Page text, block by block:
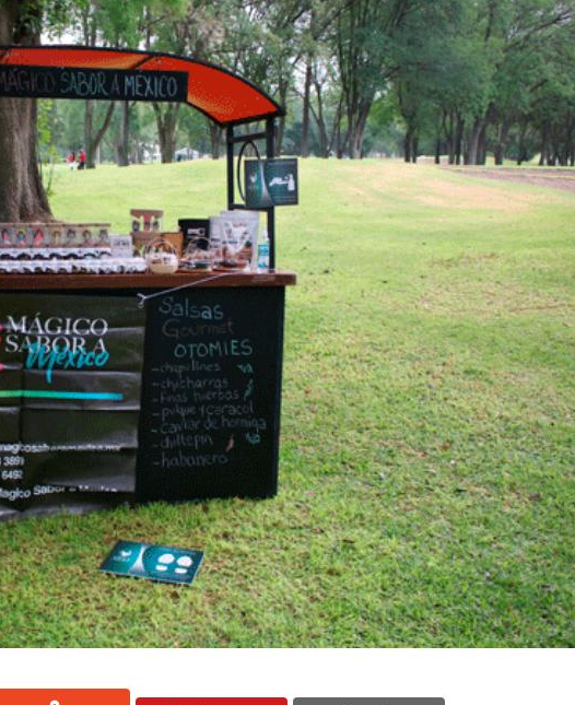
mercado
internacional